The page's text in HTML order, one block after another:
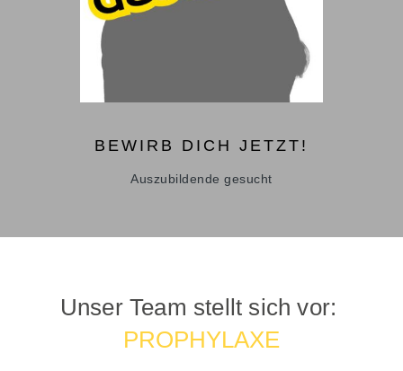
BEWIRB DICH JETZT!
Auszubildende gesucht
Unser Team stellt sich vor:
PROPHYLAXE